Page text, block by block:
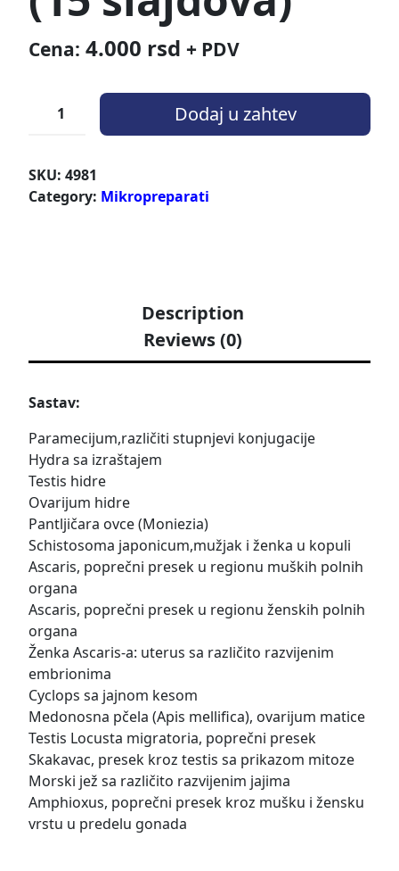
Cena: 4.000 rsd + PDV
Dodaj u zahtev
SKU: 4981
Category: Mikropreparati
Description
Reviews (0)
Sastav:
Paramecijum,različiti stupnjevi konjugacije
Hydra sa izraštajem
Testis hidre
Ovarijum hidre
Pantljičara ovce (Moniezia)
Schistosoma japonicum,mužjak i ženka u kopuli
Ascaris, poprečni presek u regionu muških polnih
organa
Ascaris, poprečni presek u regionu ženskih polnih
organa
Ženka Ascaris-a: uterus sa različito razvijenim
embrionima
Cyclops sa jajnom kesom
Medonosna pčela (Apis mellifica), ovarijum matice
Testis Locusta migratoria, poprečni presek
Skakavac, presek kroz testis sa prikazom mitoze
Morski jež sa različito razvijenim jajima
Amphioxus, poprečni presek kroz mušku i žensku
vrstu u predelu gonada